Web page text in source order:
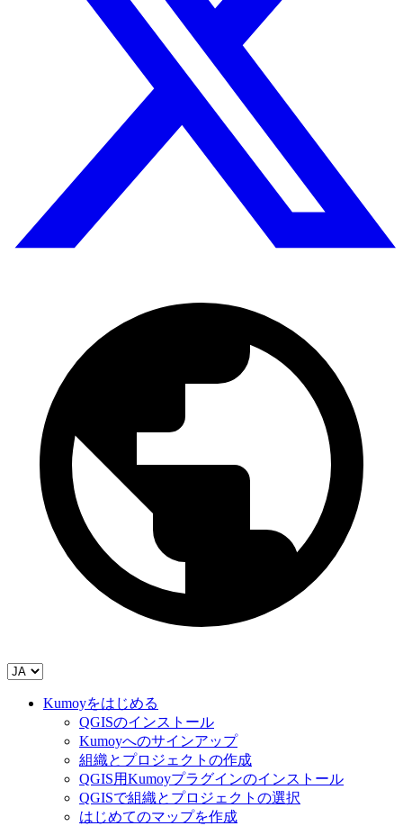
Kumoyをはじめる
QGISのインストール
Kumoyへのサインアップ
組織とプロジェクトの作成
QGIS用Kumoyプラグインのインストール
QGISで組織とプロジェクトの選択
はじめてのマップを作成